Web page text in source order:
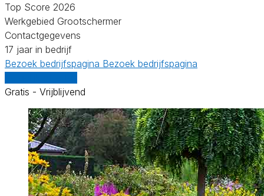
Top Score 2026
Werkgebied Grootschermer
Contactgegevens
17 jaar in bedrijf
Bezoek bedrijfspagina Bezoek bedrijfspagina
Gratis - Vrijblijvend